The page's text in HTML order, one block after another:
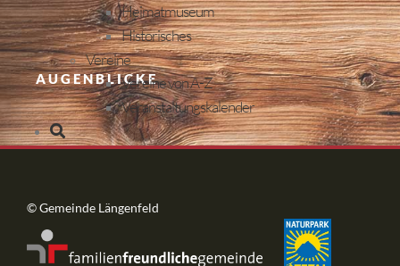
Heimatmuseum
Historisches
Vereine
Vereine von A-Z
Veranstaltungskalender
AUGENBLICKE
© Gemeinde Längenfeld